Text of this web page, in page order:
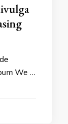
We …